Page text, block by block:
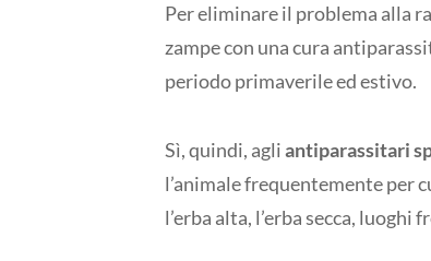
Per eliminare il problema alla
zampe con una cura
periodo primaverile ed estivo.
Sì, quindi, agliantiparassitari
l’animale frequentemente per
l’erba alta, l’erba secca, luoghi